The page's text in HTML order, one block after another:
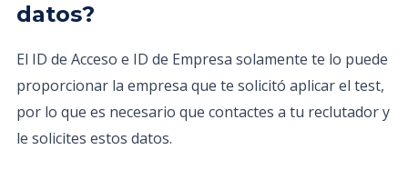
datos?
El ID de Acceso e ID de Empresa solamente te lo puede
proporcionar la empresa que te solicitó aplicar el test,
por lo que es necesario que contactes a tu reclutador y
le solicites estos datos.